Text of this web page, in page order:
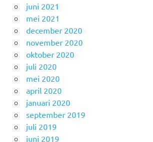
juni 2021
mei 2021
december 2020
november 2020
oktober 2020
juli 2020
mei 2020
april 2020
januari 2020
september 2019
juli 2019
juni 2019